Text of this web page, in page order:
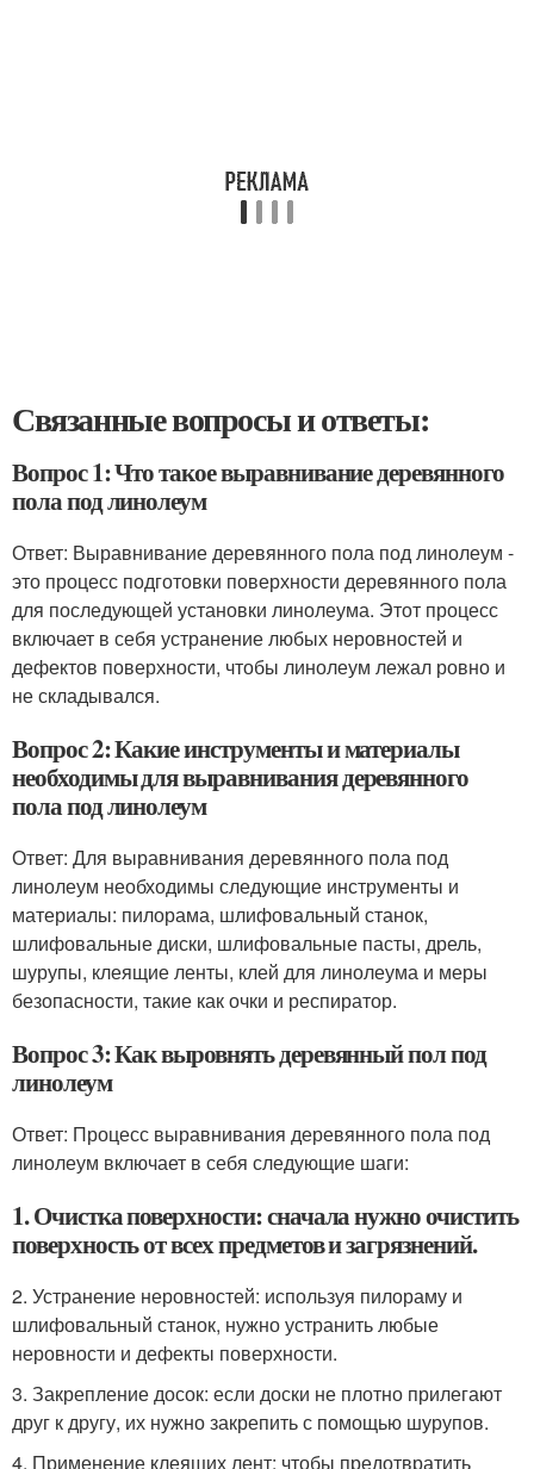
Связанные вопросы и ответы:
Вопрос 1: Что такое выравнивание деревянного
пола под линолеум
Ответ: Выравнивание деревянного пола под линолеум -
это процесс подготовки поверхности деревянного пола
для последующей установки линолеума. Этот процесс
включает в себя устранение любых неровностей и
дефектов поверхности, чтобы линолеум лежал ровно и
не складывался.
Вопрос 2: Какие инструменты и материалы
необходимы для выравнивания деревянного
пола под линолеум
Ответ: Для выравнивания деревянного пола под
линолеум необходимы следующие инструменты и
материалы: пилорама, шлифовальный станок,
шлифовальные диски, шлифовальные пасты, дрель,
шурупы, клеящие ленты, клей для линолеума и меры
безопасности, такие как очки и респиратор.
Вопрос 3: Как выровнять деревянный пол под
линолеум
Ответ: Процесс выравнивания деревянного пола под
линолеум включает в себя следующие шаги:
1. Очистка поверхности: сначала нужно очистить
поверхность от всех предметов и загрязнений.
2. Устранение неровностей: используя пилораму и
шлифовальный станок, нужно устранить любые
неровности и дефекты поверхности.
3. Закрепление досок: если доски не плотно прилегают
друг к другу, их нужно закрепить с помощью шурупов.
4. Применение клеящих лент: чтобы предотвратить